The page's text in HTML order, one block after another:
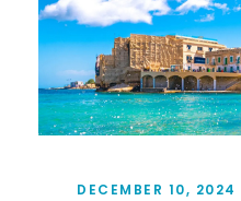
DECEMBER 10, 2024